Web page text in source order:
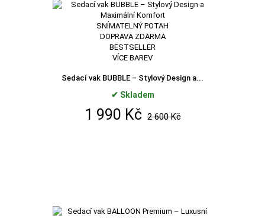
SNÍMATELNÝ POTAH
DOPRAVA ZDARMA
BESTSELLER
VÍCE BAREV
Sedací vak BUBBLE – Stylový Design a...
✔ Skladem
1 990 Kč 2 600 Kč